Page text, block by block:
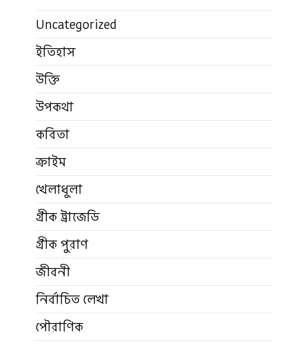
Uncategorized
ইতিহাস
উক্তি
উপকথা
কবিতা
ক্রাইম
খেলাধুলা
গ্রীক ট্রাজেডি
গ্রীক পুরাণ
জীবনী
নির্বাচিত লেখা
পৌরাণিক